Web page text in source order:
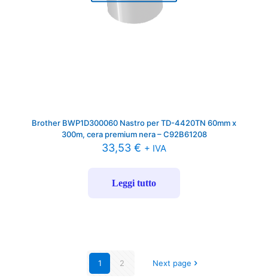
Brother BWP1D300060 Nastro per TD-4420TN 60mm x
300m, cera premium nera – C92B61208
33,53 € + IVA
Leggi tutto
1 2 Next page